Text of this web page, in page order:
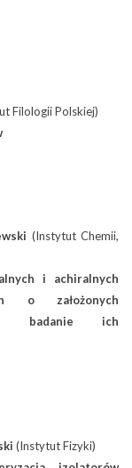
Filologii Polskiej)
(Instytut Chemii,
i achiralnych
o założonych
badanie ich
(Instytut Fizyki)